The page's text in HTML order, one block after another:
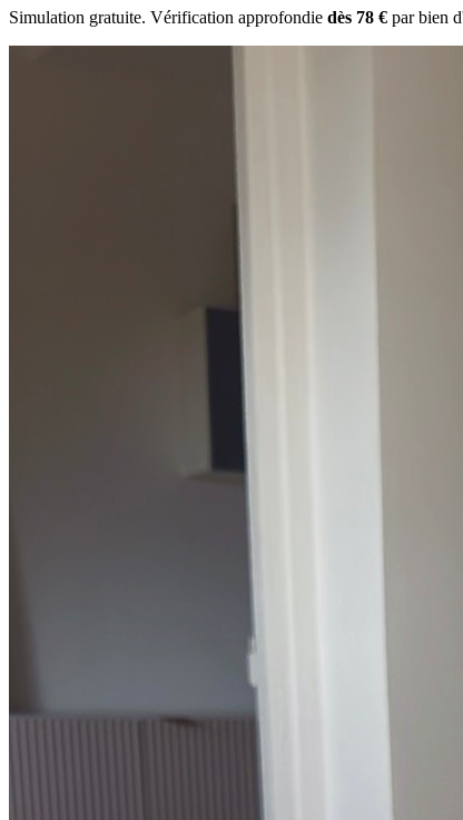
Simulation gratuite. Vérification approfondie dès 78 € par bien